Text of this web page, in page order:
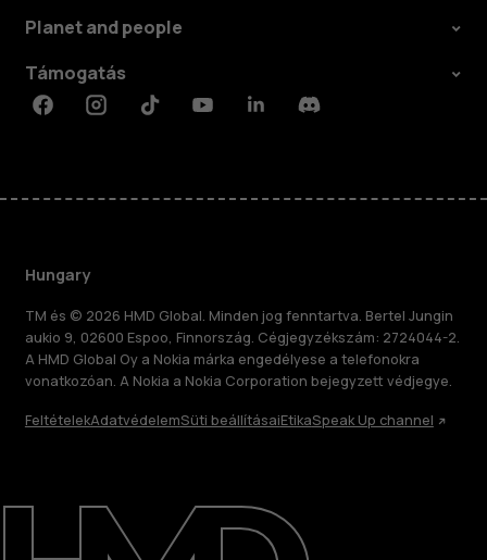
Rólunk
Javítás, újrafelhasználás, újrahasznosítás
Planet and people
Támogatás
FacebookInstagramTiktokYoutubeLinkedinDiscord
Hungary
TM és © 2026 HMD Global. Minden jog fenntartva. Bertel Jungin
aukio 9, 02600 Espoo, Finnország. Cégjegyzékszám: 2724044-2.
A HMD Global Oy a Nokia márka engedélyese a telefonokra
vonatkozóan. A Nokia a Nokia Corporation bejegyzett védjegye.
FeltételekAdatvédelemSüti beállításaiEtikaSpeak Up channel